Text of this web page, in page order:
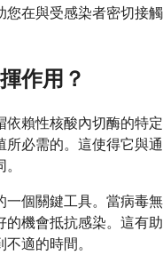
您在與受感染者密切接觸
作用？
依賴性核酸內切酶的特定
所必需的。這使得它與通
一個關鍵工具。當病毒無
的機會抵抗感染。這有助
適的時間。